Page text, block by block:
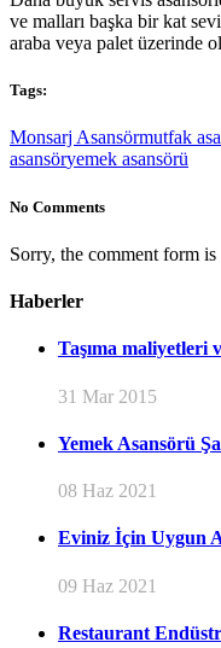
ve malları başka bir kat
araba veya palet üzerinde
Tags:
Monsarj Asansörmutfak
asansöryemek asansörü
No Comments
Sorry, the comment form
Haberler
Taşıma maliyetleri
31 Mar 2015
Yemek Asansörü
08 Haz 2021
Eviniz İçin Uygun
09 Haz 2021
Restaurant